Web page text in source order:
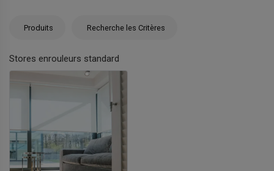
Produits Recherche les Critères
Stores enrouleurs standard